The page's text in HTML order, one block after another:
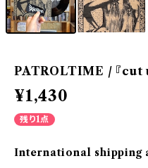
PATROLTIME / 『cut
¥1,430
残り1点
International shipping